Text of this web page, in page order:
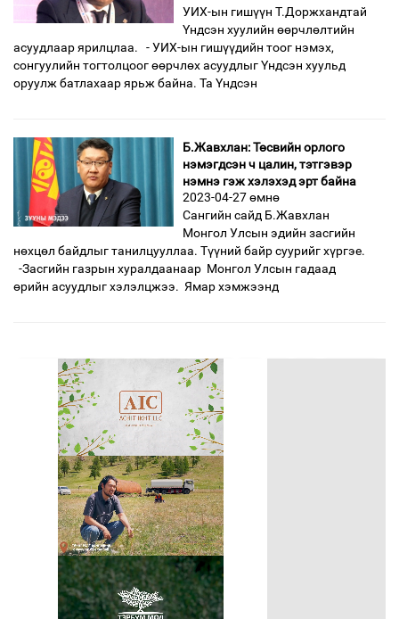
УИХ-ын гишүүн Т.Доржхандтай
Үндсэн хуулийн өөрчлөлтийн
асуудлаар ярилцлаа. - УИХ-ын гишүүдийн тоог нэмэх,
сонгуулийн тогтолцоог өөрчлөх асуудлыг Үндсэн хуульд
оруулж батлахаар ярьж байна. Та Үндсэн
Б.Жавхлан: Төсвийн орлого
нэмэгдсэн ч цалин, тэтгэвэр
нэмнэ гэж хэлэхэд эрт байна
2023-04-27 өмнө
Сангийн сайд Б.Жавхлан
Монгол Улсын эдийн засгийн
нөхцөл байдлыг танилцууллаа. Түүний байр суурийг хүргэе.
-Засгийн газрын хуралдаанаар Монгол Улсын гадаад
өрийн асуудлыг хэлэлцжээ. Ямар хэмжээнд
1 5